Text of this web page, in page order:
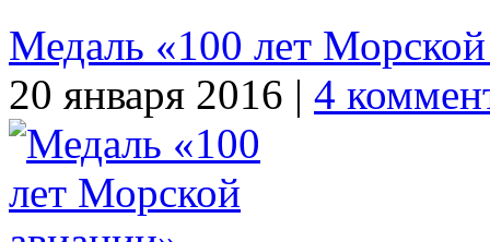
Медаль «100 лет
20 января 2016 | 4